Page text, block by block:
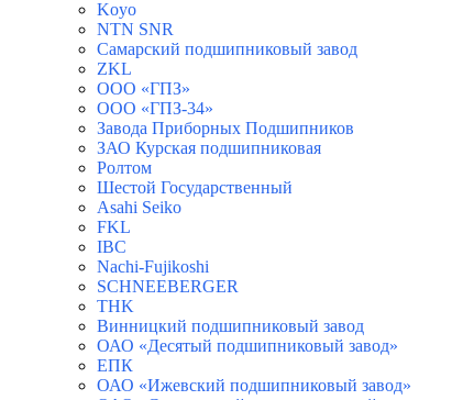
Koyo
NTN SNR
Самарский подшипниковый завод
ZKL
ООО «ГПЗ»
ООО «ГПЗ-34»
Завода Приборных Подшипников
ЗАО Курская подшипниковая
Ролтом
Шестой Государственный
Asahi Seiko
FKL
IBC
Nachi-Fujikoshi
SCHNEEBERGER
THK
Винницкий подшипниковый завод
ОАО «Десятый подшипниковый завод»
ЕПК
ОАО «Ижевский подшипниковый завод»